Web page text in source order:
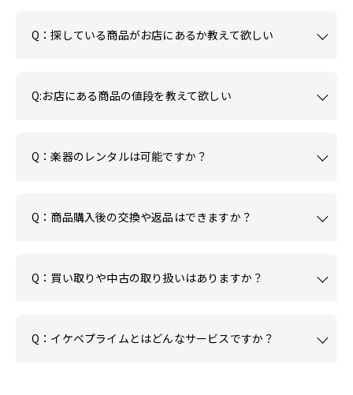
Q：探している商品がお店にあるか教えて欲しい
Q:お店にある商品の値段を教えて欲しい
Q：楽器のレンタルは可能ですか？
Q：商品購入後の交換や返品はできますか？
Q：買い取りや中古の取り扱いはありますか？
Q：イケベプライムとはどんなサービスですか？